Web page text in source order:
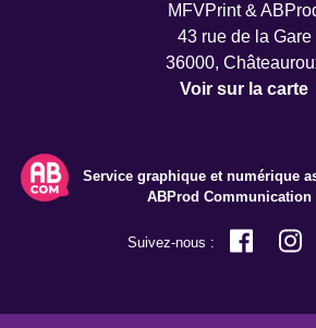
MFVPrint &
43 rue de la Gare
36000,
Voir sur la carte
Service graphique et numérique
ABProd Communication
Suivez-nous :